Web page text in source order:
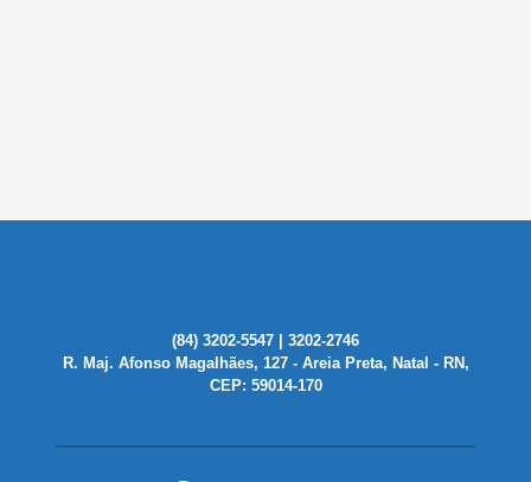
(84) 3202-5547 | 3202-2746
R. Maj. Afonso Magalhães, 127 - Areia Preta, Natal - RN,
CEP: 59014-170